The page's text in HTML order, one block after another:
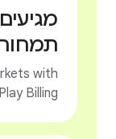
תמחור
with
Billing